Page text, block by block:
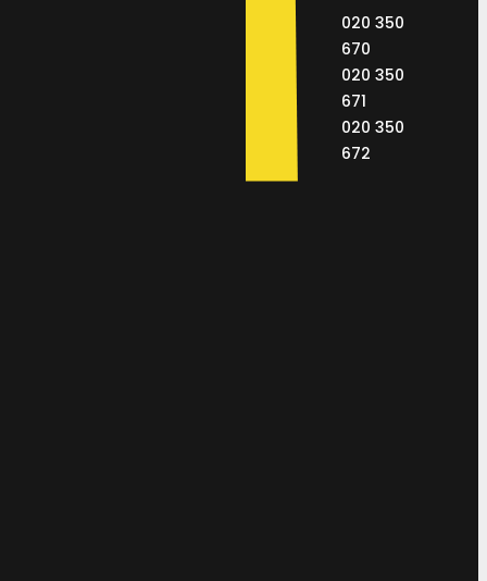
020 350
670
020 350
671
020 350
672